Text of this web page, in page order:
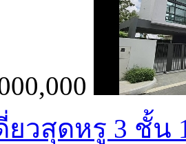
วสุดหรู 3 ชั้น